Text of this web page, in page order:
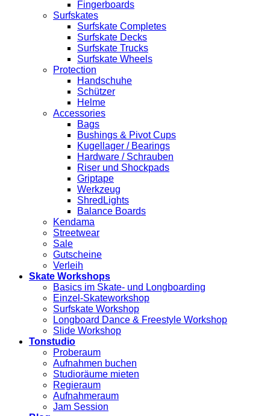
Fingerboards
Surfskates
Surfskate Completes
Surfskate Decks
Surfskate Trucks
Surfskate Wheels
Protection
Handschuhe
Schützer
Helme
Accessories
Bags
Bushings & Pivot Cups
Kugellager / Bearings
Hardware / Schrauben
Riser und Shockpads
Griptape
Werkzeug
ShredLights
Balance Boards
Kendama
Streetwear
Sale
Gutscheine
Verleih
Skate Workshops
Basics im Skate- und Longboarding
Einzel-Skateworkshop
Surfskate Workshop
Longboard Dance & Freestyle Workshop
Slide Workshop
Tonstudio
Proberaum
Aufnahmen buchen
Studioräume mieten
Regieraum
Aufnahmeraum
Jam Session